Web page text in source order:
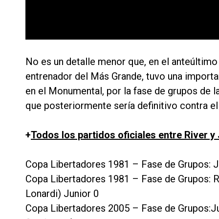
No es un detalle menor que, en el
entrenador del Más Grande, tuvo una
en el Monumental, por la fase de grupos de
que posteriormente sería definitivo contra el
+Todos los partidos oficiales entre River y
Copa Libertadores 1981 – Fase de Grupos:
Copa Libertadores 1981 – Fase de Grupos:
Lonardi) Junior 0
Copa Libertadores 2005 – Fase de